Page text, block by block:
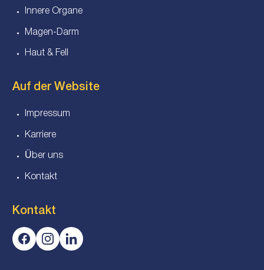
Innere Organe
Magen-Darm
Haut & Fell
Auf der Website
Impressum
Karriere
Über uns
Kontakt
Kontakt